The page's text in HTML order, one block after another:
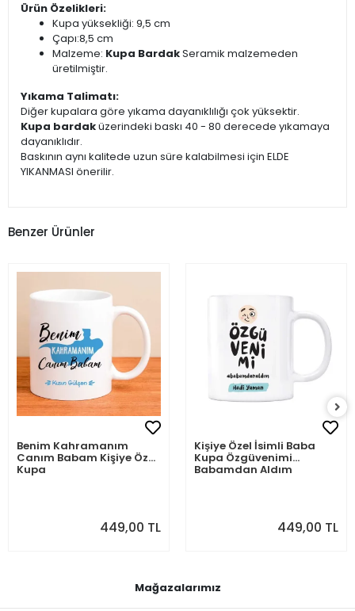
Ürün Özelikleri:
Kupa yüksekliği: 9,5 cm
Çapı:8,5 cm
Malzeme: Kupa BardakSeramik malzemeden
üretilmiştir.
Yıkama Talimatı:
Diğer kupalara göre yıkama dayanıklılığı çok yüksektir.
Kupa bardaküzerindeki baskı 40 - 80 derecede yıkamaya
dayanıklıdır.
Baskının aynı kalitede uzun süre kalabilmesi için ELDE
YIKANMASI önerilir.
Benzer Ürünler
Benim Kahramanım
Canım Babam Kişiye Özel
Kupa
449,00 TL
Kişiye Özel İsimli Baba
Kupa Özgüvenimi
Babamdan Aldım
449,00 TL
Mağazalarımız